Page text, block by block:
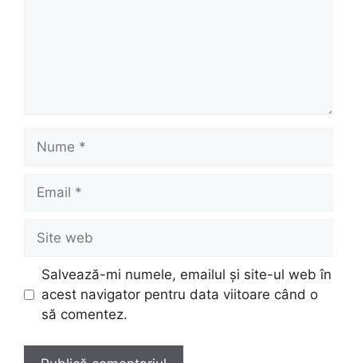
Nume
Email
Site
web
Salvează-mi numele, emailul și site-ul web în
acest navigator pentru data viitoare când o
să comentez.